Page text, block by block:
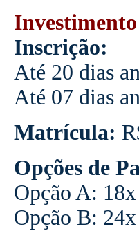
Investimento
Inscrição:
Até 20 dias
Até 07 dias
Matrícula:
Opções de
Opção A:
Opção B: